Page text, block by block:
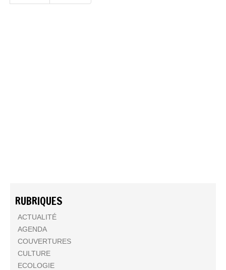
RUBRIQUES
ACTUALITÉ
AGENDA
COUVERTURES
CULTURE
ECOLOGIE